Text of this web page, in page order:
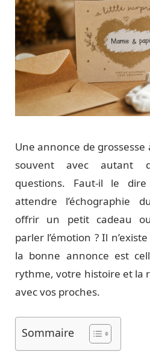
Une annonce de
souvent avec autant
questions. Faut-il le
attendre l’échographie
offrir un petit cadeau
parler l’émotion ? Il
la bonne annonce est
rythme, votre histoire et la
avec vos proches.
Sommaire